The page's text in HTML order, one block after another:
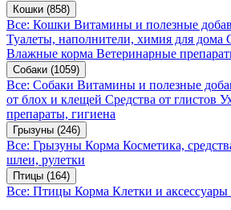
Кошки (858)
Все: Кошки Витамины и полезные
Туалеты, наполнители, химия для дома
Влажные корма Ветеринарные
Собаки (1059)
Все: Собаки Витамины и полезные
от блох и клещей Средства от глистов
препараты, гигиена
Грызуны (246)
Все: Грызуны Корма Косметика,
шлеи, рулетки
Птицы (164)
Все: Птицы Корма Клетки и аксессуары